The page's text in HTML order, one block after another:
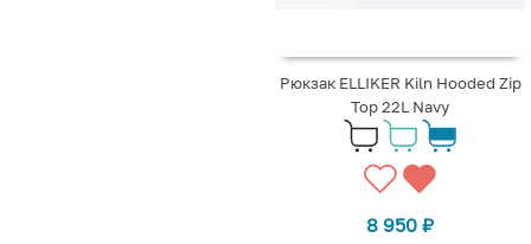
Рюкзак ELLIKER Kiln Hooded Zip
Top 22L Navy
8 950 ₽